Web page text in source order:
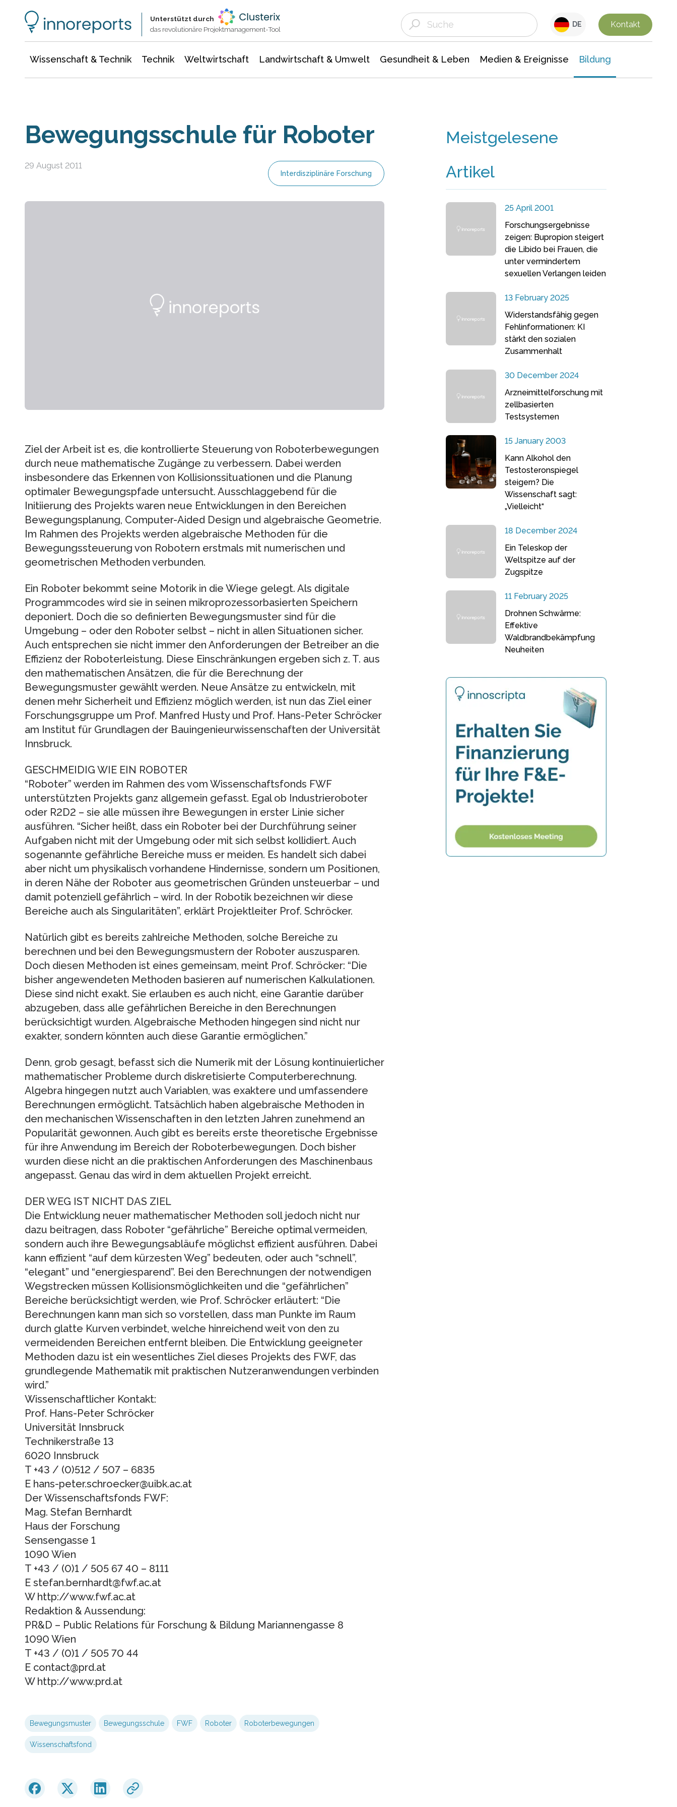
Unterstützt durch
das revolutionäre Projektmanagement-Tool
DE Kontakt
Wissenschaft & Technik Technik Weltwirtschaft Landwirtschaft & Umwelt Gesundheit & Leben Medien & Ereignisse Bildung
Bewegungsschule für Roboter
29 August 2011
Interdisziplinäre Forschung
Ziel der Arbeit ist es, die kontrollierte Steuerung von Roboterbewegungen
durch neue mathematische Zugänge zu verbessern. Dabei werden
insbesondere das Erkennen von Kollisionssituationen und die Planung
optimaler Bewegungspfade untersucht. Ausschlaggebend für die
Initiierung des Projekts waren neue Entwicklungen in den Bereichen
Bewegungsplanung, Computer-Aided Design und algebraische Geometrie.
Im Rahmen des Projekts werden algebraische Methoden für die
Bewegungssteuerung von Robotern erstmals mit numerischen und
geometrischen Methoden verbunden.
Ein Roboter bekommt seine Motorik in die Wiege gelegt. Als digitale
Programmcodes wird sie in seinen mikroprozessorbasierten Speichern
deponiert. Doch die so definierten Bewegungsmuster sind für die
Umgebung – oder den Roboter selbst – nicht in allen Situationen sicher.
Auch entsprechen sie nicht immer den Anforderungen der Betreiber an die
Effizienz der Roboterleistung. Diese Einschränkungen ergeben sich z. T. aus
den mathematischen Ansätzen, die für die Berechnung der
Bewegungsmuster gewählt werden. Neue Ansätze zu entwickeln, mit
denen mehr Sicherheit und Effizienz möglich werden, ist nun das Ziel einer
Forschungsgruppe um Prof. Manfred Husty und Prof. Hans-Peter Schröcker
am Institut für Grundlagen der Bauingenieurwissenschaften der Universität
Innsbruck.
GESCHMEIDIG WIE EIN ROBOTER
“Roboter” werden im Rahmen des vom Wissenschaftsfonds FWF
unterstützten Projekts ganz allgemein gefasst. Egal ob Industrieroboter
oder R2D2 – sie alle müssen ihre Bewegungen in erster Linie sicher
ausführen. “Sicher heißt, dass ein Roboter bei der Durchführung seiner
Aufgaben nicht mit der Umgebung oder mit sich selbst kollidiert. Auch
sogenannte gefährliche Bereiche muss er meiden. Es handelt sich dabei
aber nicht um physikalisch vorhandene Hindernisse, sondern um Positionen,
in deren Nähe der Roboter aus geometrischen Gründen unsteuerbar – und
damit potenziell gefährlich – wird. In der Robotik bezeichnen wir diese
Bereiche auch als Singularitäten”, erklärt Projektleiter Prof. Schröcker.
Natürlich gibt es bereits zahlreiche Methoden, solche Bereiche zu
berechnen und bei den Bewegungsmustern der Roboter auszusparen.
Doch diesen Methoden ist eines gemeinsam, meint Prof. Schröcker: “Die
bisher angewendeten Methoden basieren auf numerischen Kalkulationen.
Diese sind nicht exakt. Sie erlauben es auch nicht, eine Garantie darüber
abzugeben, dass alle gefährlichen Bereiche in den Berechnungen
berücksichtigt wurden. Algebraische Methoden hingegen sind nicht nur
exakter, sondern könnten auch diese Garantie ermöglichen.”
Denn, grob gesagt, befasst sich die Numerik mit der Lösung kontinuierlicher
mathematischer Probleme durch diskretisierte Computerberechnung.
Algebra hingegen nutzt auch Variablen, was exaktere und umfassendere
Berechnungen ermöglicht. Tatsächlich haben algebraische Methoden in
den mechanischen Wissenschaften in den letzten Jahren zunehmend an
Popularität gewonnen. Auch gibt es bereits erste theoretische Ergebnisse
für ihre Anwendung im Bereich der Roboterbewegungen. Doch bisher
wurden diese nicht an die praktischen Anforderungen des Maschinenbaus
angepasst. Genau das wird in dem aktuellen Projekt erreicht.
DER WEG IST NICHT DAS ZIEL
Die Entwicklung neuer mathematischer Methoden soll jedoch nicht nur
dazu beitragen, dass Roboter “gefährliche” Bereiche optimal vermeiden,
sondern auch ihre Bewegungsabläufe möglichst effizient ausführen. Dabei
kann effizient “auf dem kürzesten Weg” bedeuten, oder auch “schnell”,
“elegant” und “energiesparend”. Bei den Berechnungen der notwendigen
Wegstrecken müssen Kollisionsmöglichkeiten und die “gefährlichen”
Bereiche berücksichtigt werden, wie Prof. Schröcker erläutert: “Die
Berechnungen kann man sich so vorstellen, dass man Punkte im Raum
durch glatte Kurven verbindet, welche hinreichend weit von den zu
vermeidenden Bereichen entfernt bleiben. Die Entwicklung geeigneter
Methoden dazu ist ein wesentliches Ziel dieses Projekts des FWF, das
grundlegende Mathematik mit praktischen Nutzeranwendungen verbinden
wird.”
Wissenschaftlicher Kontakt:
Prof. Hans-Peter Schröcker
Universität Innsbruck
Technikerstraße 13
6020 Innsbruck
T +43 / (0)512 / 507 – 6835
E hans-peter.schroecker@uibk.ac.at
Der Wissenschaftsfonds FWF:
Mag. Stefan Bernhardt
Haus der Forschung
Sensengasse 1
1090 Wien
T +43 / (0)1 / 505 67 40 – 8111
E stefan.bernhardt@fwf.ac.at
W http://www.fwf.ac.at
Redaktion & Aussendung:
PR&D – Public Relations für Forschung & Bildung Mariannengasse 8
1090 Wien
T +43 / (0)1 / 505 70 44
E contact@prd.at
W http://www.prd.at
Bewegungsmuster Bewegungsschule FWF Roboter Roboterbewegungen
Wissenschaftsfond
Meistgelesene
Artikel
25 April 2001
Forschungsergebnisse
zeigen: Bupropion steigert
die Libido bei Frauen, die
unter vermindertem
sexuellen Verlangen leiden
13 February 2025
Widerstandsfähig gegen
Fehlinformationen: KI
stärkt den sozialen
Zusammenhalt
30 December 2024
Arzneimittelforschung mit
zellbasierten
Testsystemen
15 January 2003
Kann Alkohol den
Testosteronspiegel
steigern? Die
Wissenschaft sagt:
„Vielleicht“
18 December 2024
Ein Teleskop der
Weltspitze auf der
Zugspitze
11 February 2025
Drohnen Schwärme:
Effektive
Waldbrandbekämpfung
Neuheiten